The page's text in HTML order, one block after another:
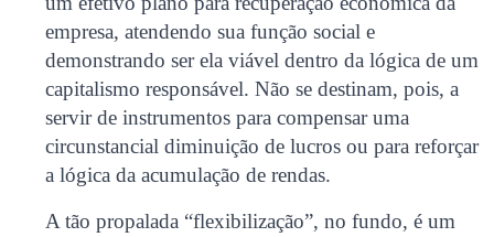
empresa, atendendo sua função social e
demonstrando ser ela viável dentro da lógica de um
capitalismo responsável. Não se destinam, pois, a
servir de instrumentos para compensar uma
circunstancial diminuição de lucros ou para reforçar
a lógica da acumulação de rendas.
A tão propalada “flexibilização”, no fundo, é um